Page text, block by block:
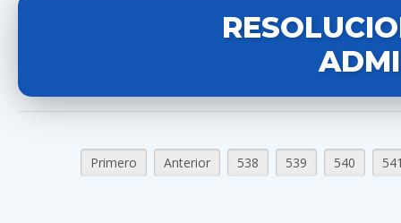
Primero Anterior 538 539 540